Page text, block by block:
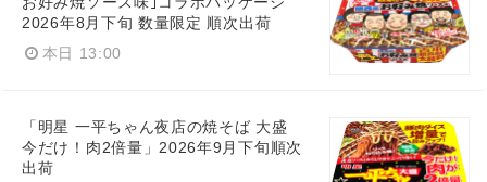
2026年8月下旬 数量限定 順次出荷
本日 13:00
「明星 一平ちゃん夜店の焼そば 大盛
今だけ！肉2倍量」2026年9月下旬順次
出荷